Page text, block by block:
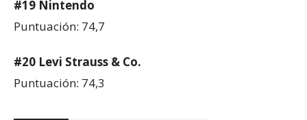
#19 Nintendo
Puntuación: 74,7
#20 Levi Strauss & Co.
Puntuación: 74,3